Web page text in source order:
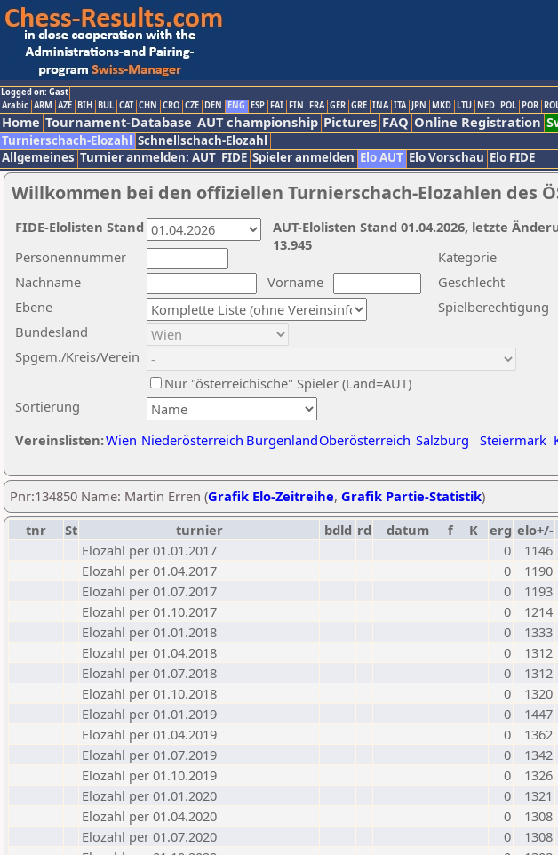
Logged on: Gast
Arabic ARM AZE BIH BUL CAT CHN CRO CZE DEN ENG ESP FAI FIN FRA GER GRE INA ITA JPN MKD LTU NED POL POR
Home Tournament-Database AUT championship Pictures FAQ Online Registration
Turnierschach-Elozahl Schnellschach-Elozahl
Allgemeines Turnier anmelden: AUT FIDE Spieler anmelden Elo AUT Elo Vorschau Elo FIDE
Willkommen bei den offiziellen Turnierschach-Elozahlen des
Nachname
Vorname
Ebene
Kategorie
Sortierung
Personennummer
Bundesland
Spgem./Kreis/Verein
Geschlecht
Nur "österreichische" Spieler (Land=AUT)
Spielberechtigung
Vereinslisten:Wien Niederösterreich BurgenlandOberösterreich Salzburg Steiermark
AUT-Elolisten Stand 01.04.2026, letzte
13.945
FIDE-Elolisten Stand
Pnr:134850 Name: Martin Erren (Grafik Elo-Zeitreihe, Grafik Partie-Statistik)
tnr
St turnier bdld rd datum f K erg elo+/-
Elozahl per 01.01.2017
0
1146
Elozahl per 01.04.2017
0
1190
Elozahl per 01.07.2017
0
1193
Elozahl per 01.10.2017
0
1214
Elozahl per 01.01.2018
0
1333
Elozahl per 01.04.2018
0
1312
Elozahl per 01.07.2018
0
1312
Elozahl per 01.10.2018
0
1320
Elozahl per 01.01.2019
0
1447
Elozahl per 01.04.2019
0
1362
Elozahl per 01.07.2019
0
1342
Elozahl per 01.10.2019
0
1326
Elozahl per 01.01.2020
0
1321
Elozahl per 01.04.2020
0
1308
Elozahl per 01.07.2020
0
1308